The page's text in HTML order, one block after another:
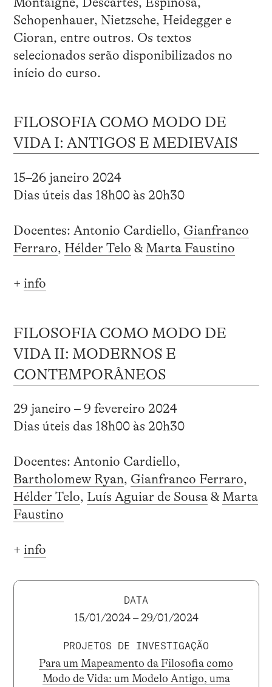
Schopenhauer, Nietzsche, Heidegger e
Cioran, entre outros. Os textos
selecionados serão disponibilizados no
início do curso.
FILOSOFIA COMO MODO DE
VIDA I: ANTIGOS E MEDIEVAIS
15–26 janeiro 2024
Dias úteis das 18h00 às 20h30
Docentes: Antonio Cardiello, Gianfranco
Ferraro, Hélder Telo & Marta Faustino
+ info
FILOSOFIA COMO MODO DE
VIDA II: MODERNOS E
CONTEMPORÂNEOS
29 janeiro – 9 fevereiro 2024
Dias úteis das 18h00 às 20h30
Docentes: Antonio Cardiello,
Bartholomew Ryan, Gianfranco Ferraro,
Hélder Telo, Luís Aguiar de Sousa& Marta
Faustino
+ info
DATA
15/01/2024 – 29/01/2024
PROJETOS DE INVESTIGAÇÃO
Para um Mapeamento da Filosofia como
Modo de Vida: um Modelo Antigo, uma